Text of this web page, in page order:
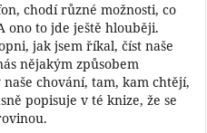
chodí různé možnosti, co
ono to jde ještě hlouběji.
jak jsem říkal, číst naše
nějakým způsobem
chování, tam, kam chtějí,
popisuje v té knize, že se